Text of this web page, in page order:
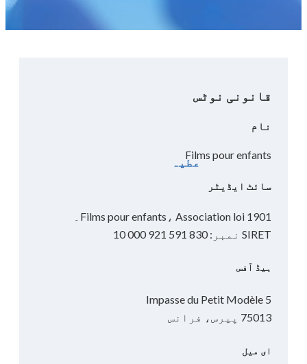
عطیہ
قانونی نوٹس
نام
Films pour enfants
سائٹ ایڈیٹر
Films pour enfants، Association loi 1901۔
SIRET نمبر: 830 591 921 000 10
ہیڈ آفس
5 Impasse du Petit Modèle
75013 پیرس، فرانس
ای میل